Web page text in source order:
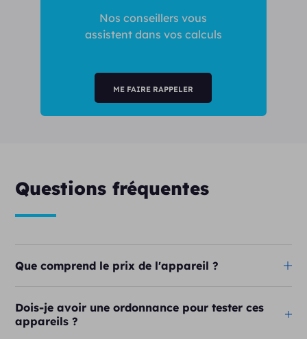
Nos conseillers vous
assistent dans vos calculs
ME FAIRE RAPPELER
Questions fréquentes
Que comprend le prix de l'appareil ?
Dois-je avoir une ordonnance pour tester ces
appareils ?